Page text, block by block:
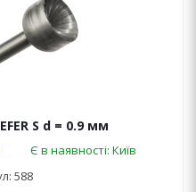
S d = 0.9 мм
Є в наявності: Київ
588